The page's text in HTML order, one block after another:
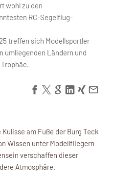
wohl zu den
RC-Segelflug-
treffen sich Modellsportler
umliegenden Ländern und
am Fuße der Burg Teck
Wissen unter Modellfliegern
verschaffen dieser
Atmosphäre.